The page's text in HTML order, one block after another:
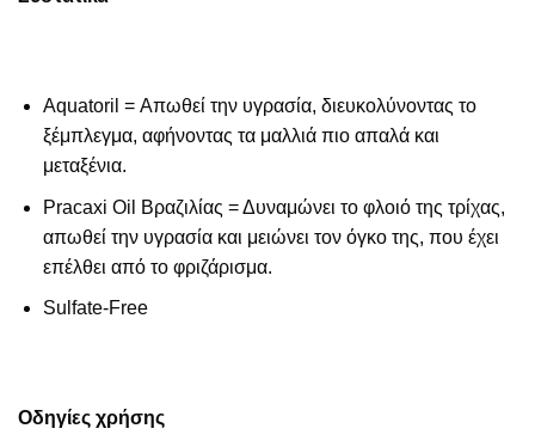
Aquatoril = Απωθεί την υγρασία, διευκολύνοντας το
ξέμπλεγμα, αφήνοντας τα μαλλιά πιο απαλά και
μεταξένια.
Pracaxi Oil Βραζιλίας = Δυναμώνει το φλοιό της τρίχας,
απωθεί την υγρασία και μειώνει τον όγκο της, που έχει
επέλθει από το φριζάρισμα.
Sulfate-Free
Οδηγίες χρήσης